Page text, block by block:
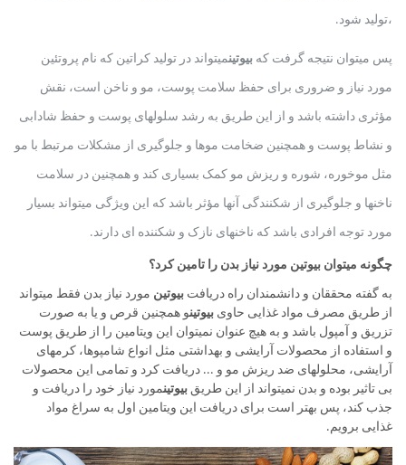
،تولید شود.
پس می­توان نتیجه گرفت که بیوتینمی­تواند در تولید کراتین که نام پروتئین
مورد نیاز و ضروری برای حفظ سلامت پوست، مو و ناخن است، نقش
مؤثری داشته باشد و از این طریق به رشد سلول­های پوست و حفظ شادابی
و نشاط پوست و همچنین ضخامت مو­ها و جلوگیری از مشکلات مرتبط با مو
مثل موخوره، شوره و ریزش مو کمک بسیاری کند و همچنین در سلامت
ناخن­ها و جلوگیری از شکنندگی آنها مؤثر باشد که این ویژگی می­تواند بسیار
مورد توجه افرادی باشد که ناخن­های نازک و شکننده ­ای دارند.
چگونه می­توان بیوتین مورد نیاز بدن را تامین کرد؟
به گفته محققان و دانشمندان راه دریافت بیوتین مورد نیاز بدن فقط می­تواند
از طریق مصرف مواد غذایی حاوی بیوتینو همچنین قرص و یا به صورت
تزریق و آمپول باشد و به هیچ عنوان نمی­توان این ویتامین را از طریق پوست
و استفاده از محصولات آرایشی و بهداشتی مثل انواع شامپوها، کرم­های
آرایشی، محلول­های ضد ریزش مو و ... دریافت کرد و تمامی این محصولات
بی ­تاثیر بوده و بدن نمی­تواند از این طریق بیوتینمورد نیاز خود را دریافت و
جذب کند، پس بهتر است برای دریافت این ویتامین اول به سراغ مواد
غذایی برویم.